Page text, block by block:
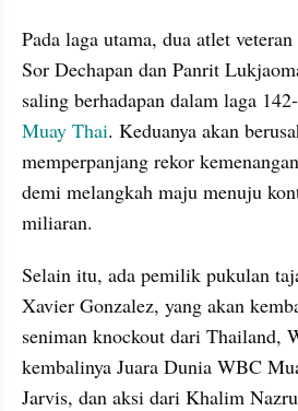
Pada laga utama, dua atlet
Sor Dechapan dan Panrit
Muay Thai. Keduanya akan
memperpanjang rekor
demi melangkah maju menuju
miliaran.
Selain itu, ada pemilik pukulan
Xavier Gonzalez, yang akan
seniman knockout dari Thailand,
kembalinya Juara Dunia WBC
Jarvis, dan aksi dari Khalim